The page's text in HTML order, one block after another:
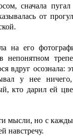
сначала
от
на его
в непонятном
вдруг
у нее
кто дарил ей
мысли, но с
навстречу.